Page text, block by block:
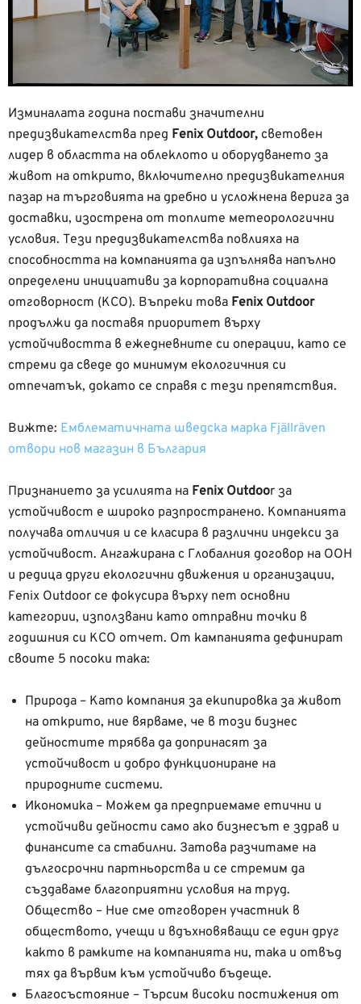
Изминалата година постави значителни
предизвикателства пред Fenix Outdoor, световен
лидер в областта на облеклото и оборудването за
живот на открито, включително предизвикателния
пазар на търговията на дребно и усложнена верига за
доставки, изострена от топлите метеорологични
условия. Тези предизвикателства повлияха на
способността на компанията да изпълнява напълно
определени инициативи за корпоративна социална
отговорност (КСО). Въпреки това Fenix Outdoor
продължи да поставя приоритет върху
устойчивостта в ежедневните си операции, като се
стреми да сведе до минимум екологичния си
отпечатък, докато се справя с тези препятствия.
Вижте: Емблематичната шведска марка Fjällräven
отвори нов магазин в България
Признанието за усилията на Fenix Outdoor за
устойчивост е широко разпространено. Компанията
получава отличия и се класира в различни индекси за
устойчивост. Ангажирана с Глобалния договор на ООН
и редица други екологични движения и организации,
Fenix Outdoor се фокусира върху пет основни
категории, използвани като отправни точки в
годишния си КСО отчет. От кампанията дефинират
своите 5 посоки така:
Природа – Като компания за екипировка за живот
на открито, ние вярваме, че в този бизнес
дейностите трябва да допринасят за
устойчивост и добро функциониране на
природните системи.
Икономика – Можем да предприемаме етични и
устойчиви дейности само ако бизнесът е здрав и
финансите са стабилни. Затова разчитаме на
дългосрочни партньорства и се стремим да
създаваме благоприятни условия на труд.
Общество – Ние сме отговорен участник в
обществото, учещи и вдъхновяващи се един друг
както в рамките на компанията ни, така и отвъд
тях да вървим към устойчиво бъдеще.
Благосъстояние – Търсим високи постижения от